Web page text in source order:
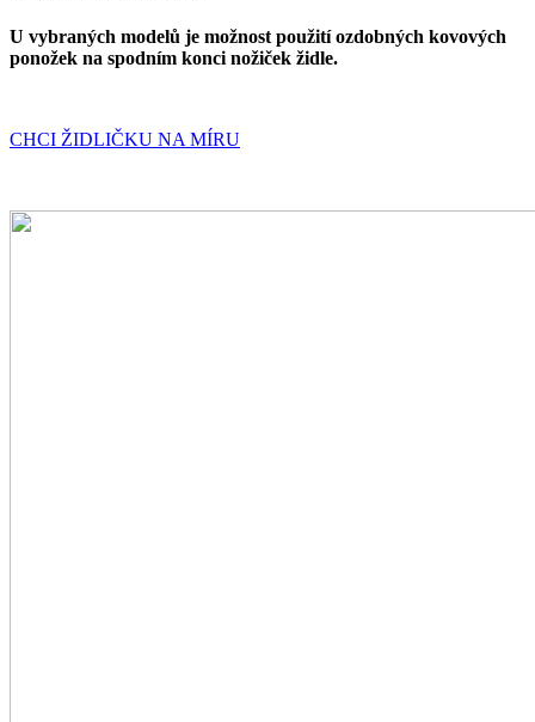
U vybraných modelů je možnost použití ozdobných kovových
ponožek na spodním konci nožiček židle.
CHCI ŽIDLIČKU NA MÍRU